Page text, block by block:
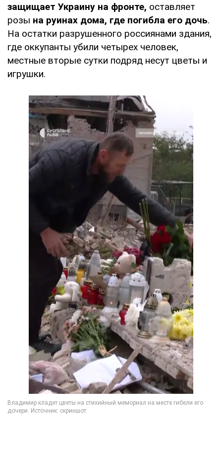
защищает Украину на фронте, оставляет
розы на руинах дома, где погибла его дочь.
На остатки разрушенного россиянами здания,
где оккупанты убили четырех человек,
местные вторые сутки подряд несут цветы и
игрушки.